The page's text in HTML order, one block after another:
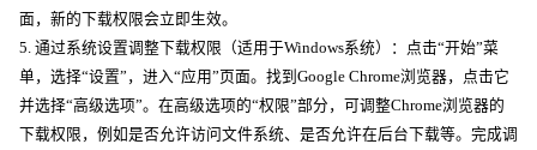
面，新的下载权限会立即生效。
5. 通过系统设置调整下载权限（适用于Windows系统）：点击“开始”菜
单，选择“设置”，进入“应用”页面。找到Google Chrome浏览器，点击它
并选择“高级选项”。在高级选项的“权限”部分，可调整Chrome浏览器的
下载权限，例如是否允许访问文件系统、是否允许在后台下载等。完成调